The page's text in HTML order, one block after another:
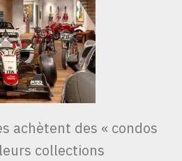
achètent des « condos
collections